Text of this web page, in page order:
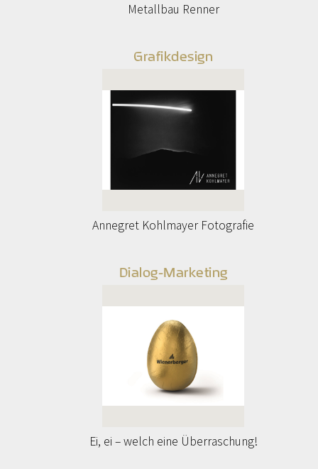
Metallbau Renner
Grafikdesign
Annegret Kohlmayer Fotografie
Dialog-Marketing
Ei, ei – welch eine Überraschung!